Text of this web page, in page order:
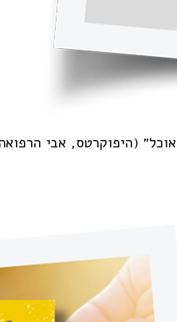
(היפוקרטס, אבי